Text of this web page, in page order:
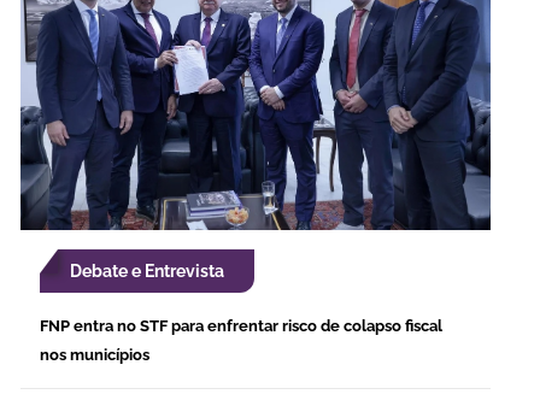
Debate e Entrevista
FNP entra no STF para enfrentar risco de colapso fiscal
nos municípios